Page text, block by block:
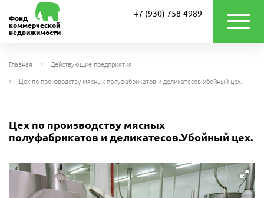
Фонд
коммерческой
недвижимости
+7 (930) 758-4989
Главная Действующие предприятия
Цех по производству мясных полуфабрикатов и деликатесов.Убойный цех.
Цех по производству мясных
полуфабрикатов и деликатесов.Убойный цех.